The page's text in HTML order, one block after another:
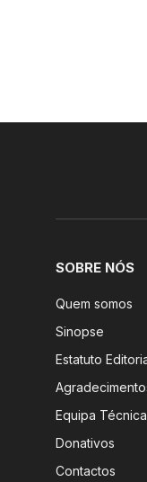
SOBRE NÓS
Quem somos
Sinopse
Estatuto
Equipa Técnica
Donativos
Contactos